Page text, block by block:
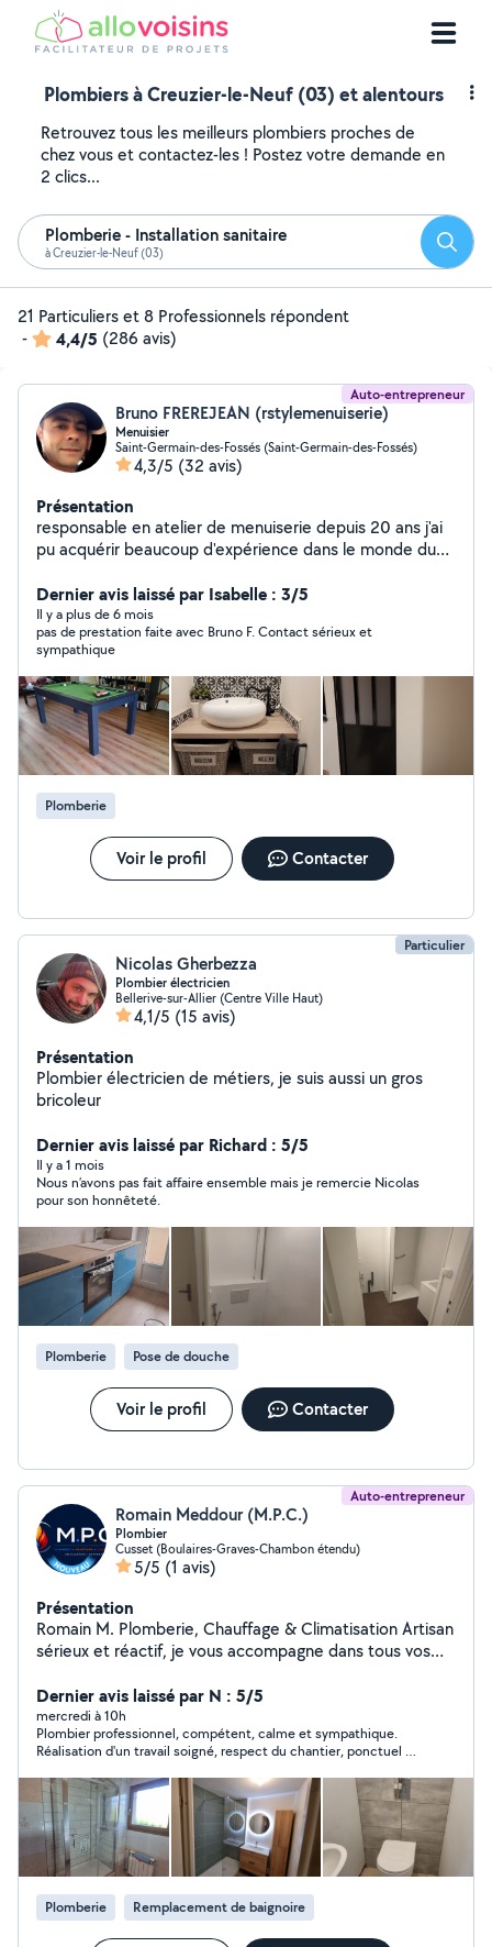
Plombiers à Creuzier-le-Neuf (03) et alentours
Retrouvez tous les meilleurs plombiers proches de
chez vous et contactez-les ! Postez votre demande en
2 clics...
Plomberie - Installation sanitaire
à Creuzier-le-Neuf (03)
21 Particuliers et 8 Professionnels répondent
-
4,4/5 (286 avis)
Auto-entrepreneur
Bruno FREREJEAN (rstylemenuiserie)
Menuisier
Saint-Germain-des-Fossés (Saint-Germain-des-Fossés)
4,3/5 (32 avis)
Présentation
responsable en atelier de menuiserie depuis 20 ans j'ai
pu acquérir beaucoup d'expérience dans le monde du
montage cuisine, dressing et salle de bain. rénovation
intérieure . depuis je suis professionnel en menuiserie
intérieure extérieure cuisine équipée salle de bain et
dressing. cloison verrière.
Dernier avis laissé par Isabelle : 3/5
Il y a plus de 6 mois
pas de prestation faite avec Bruno F. Contact sérieux et
sympathique
Plomberie
Voir le profil Contacter
Particulier
Nicolas Gherbezza
Plombier électricien
Bellerive-sur-Allier (Centre Ville Haut)
4,1/5 (15 avis)
Présentation
Plombier électricien de métiers, je suis aussi un gros
bricoleur
Dernier avis laissé par Richard : 5/5
Il y a 1 mois
Nous n’avons pas fait affaire ensemble mais je remercie Nicolas
pour son honnêteté.
Plomberie Pose de douche
Voir le profil Contacter
Auto-entrepreneur
Romain Meddour (M.P.C.)
Plombier
Cusset (Boulaires-Graves-Chambon étendu)
5/5 (1 avis)
Présentation
Romain M. Plomberie, Chauffage & Climatisation Artisan
sérieux et réactif, je vous accompagne dans tous vos
neuf comme en rénovation. N'hésitez pas à me
contacter pour échanger sur votre projet et obtenir un
devis.
Dernier avis laissé par N : 5/5
mercredi à 10h
Plombier professionnel, compétent, calme et sympathique.
Réalisation d'un travail soigné, respect du chantier, ponctuel et
tout le matériel nécessaire pour faire un travail de qualité.
Plomberie Remplacement de baignoire